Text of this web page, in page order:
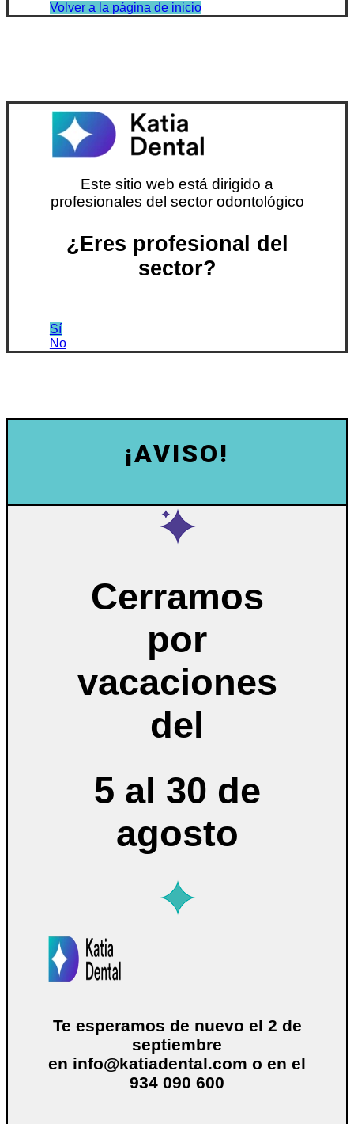
Volver a la página de inicio
Este sitio web está dirigido a
profesionales del sector odontológico
¿Eres profesional del
sector?
Sí
No
¡AVISO!
Cerramos
por
vacaciones
del
5 al 30 de
agosto
Te esperamos de nuevo el 2 de
septiembre
en info@katiadental.com o en el
934 090 600